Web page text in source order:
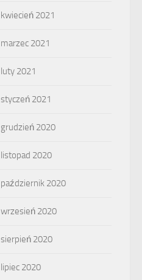
kwiecień 2021
marzec 2021
luty 2021
styczeń 2021
grudzień 2020
listopad 2020
październik 2020
wrzesień 2020
sierpień 2020
lipiec 2020